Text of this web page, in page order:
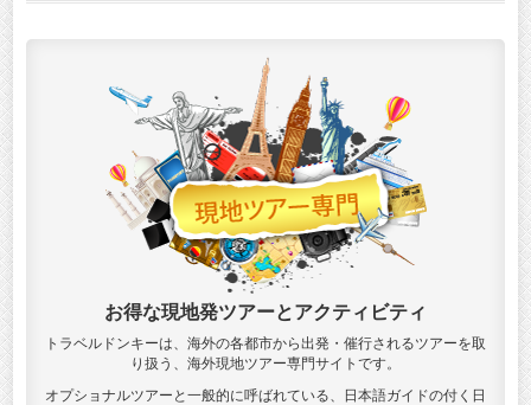
お得な現地発ツアーとアクティビティ
トラベルドンキーは、海外の各都市から出発・催行されるツアーを取
り扱う、海外現地ツアー専門サイトです。
オプショナルツアーと一般的に呼ばれている、日本語ガイドの付く日